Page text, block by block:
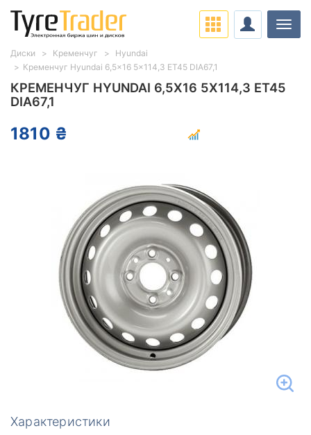
КРЕМЕНЧУГ HYUNDAI 6,5X16 5X114,3 ET45
DIA67,1
1810 ₴
Характеристики
Диски Кременчуг
Hyundai
Кременчуг Hyundai 6,5x16 5x114,3 ET45 DIA67,1